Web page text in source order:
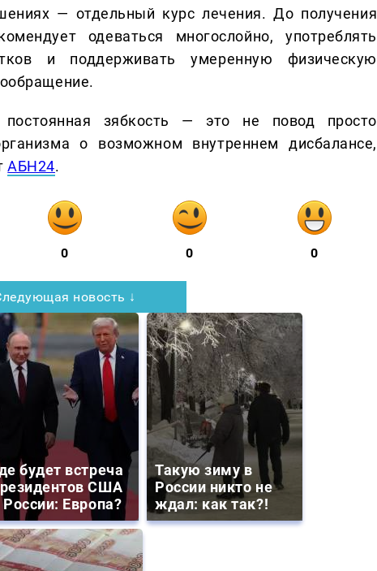
— отдельный курс лечения. До получения
одеваться многослойно, употреблять
и поддерживать умеренную физическую
зябкость — это не повод просто
о возможном внутреннем дисбалансе,
АБН24.
0 0 0
новость ↓
будет встреча
США
России: Европа?
Такую зиму в
России никто не
ждал: как так?!